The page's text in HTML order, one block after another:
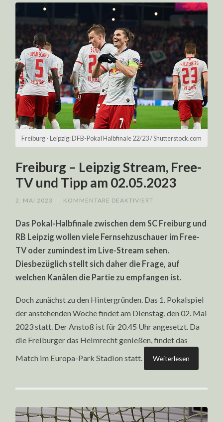
Freiburg - Leipzig: DFB-Pokal Halbfinale 22/23 / Shutterstock.com
Freiburg – Leipzig Stream, Free-
TV und Tipp am 02.05.2023
2. MAI 2023 KOMMENTARE DEAKTIVIERT
LEIPZIG
FREE-
UND
AM
02.05.2023
Das Pokal-Halbfinale zwischen dem SC Freiburg und
RB Leipzig wollen viele Fernsehzuschauer im Free-
TV oder zumindest im Live-Stream sehen.
Diesbezüglich stellt sich daher die Frage, auf
welchen Kanälen die Partie zu empfangen ist.
Doch zunächst zu den Hintergründen. Das 1. Pokalspiel
der anstehenden Woche findet am Dienstag, den 02. Mai
2023 statt. Der Anstoß ist für 20.45 Uhr angesetzt. Da
die Freiburger das Heimrecht genießen, findet das
Match im Europa-Park Stadion statt.
Weiterlesen